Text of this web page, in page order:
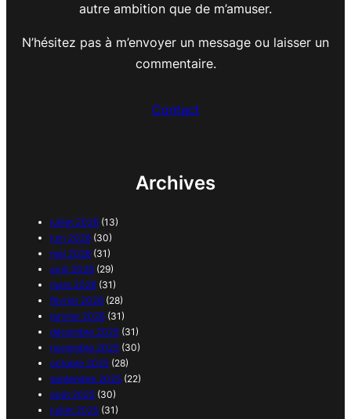
autre ambition que de m’amuser.
N’hésitez pas à m’envoyer un message ou laisser un
commentaire.
Contact
Archives
juillet 2026 (13)
juin 2026 (30)
mai 2026 (31)
avril 2026 (29)
mars 2026 (31)
février 2026 (28)
janvier 2026 (31)
décembre 2025 (31)
novembre 2025 (30)
octobre 2025 (28)
septembre 2025 (22)
août 2025 (30)
juillet 2025 (31)